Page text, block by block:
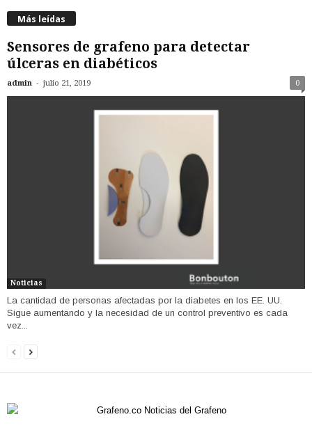
Más leídas
Sensores de grafeno para detectar
úlceras en diabéticos
admin - julio 21, 2019 0
Noticias
La cantidad de personas afectadas por la diabetes en los EE. UU.
Sigue aumentando y la necesidad de un control preventivo es cada
vez...